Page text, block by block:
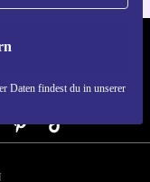
Daten findest du in unserer
NEW.